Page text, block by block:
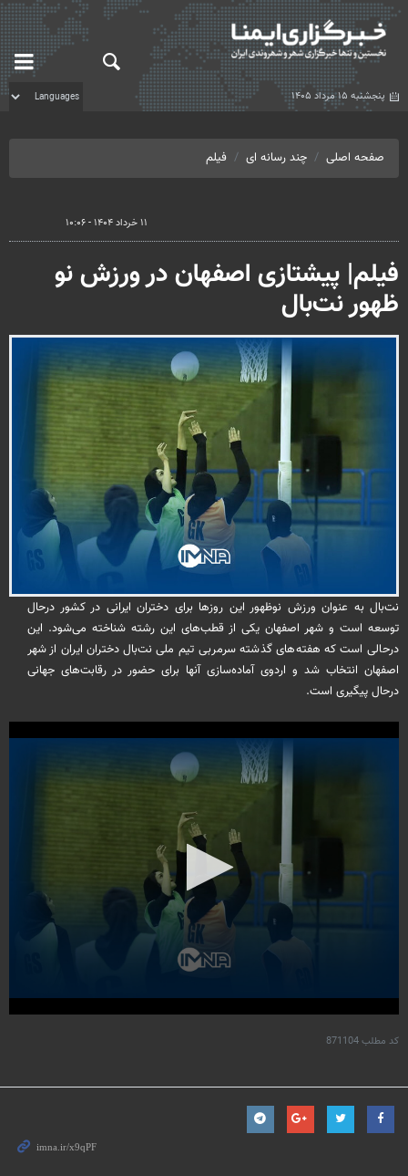
پنجشنبه ۱۵ مرداد ۱۴۰۵
صفحه اصلی چند رسانه ای فیلم
۱۱ خرداد ۱۴۰۴ - ۱۰:۰۶
فیلم| پیشتازی اصفهان در ورزش نو
ظهور نت‌بال
نت‌بال به عنوان ورزش نوظهور این روزها برای دختران ایرانی در کشور درحال
توسعه است و شهر اصفهان یکی از قطب‌های این رشته شناخته می‌شود. این
درحالی است که هفته‌های گذشته سرمربی تیم ملی نت‌بال دختران ایران از شهر
اصفهان انتخاب شد و اردوی آماده‌سازی آنها برای حضور در رقابت‌های جهانی
درحال پیگیری است.
کد مطلب871104